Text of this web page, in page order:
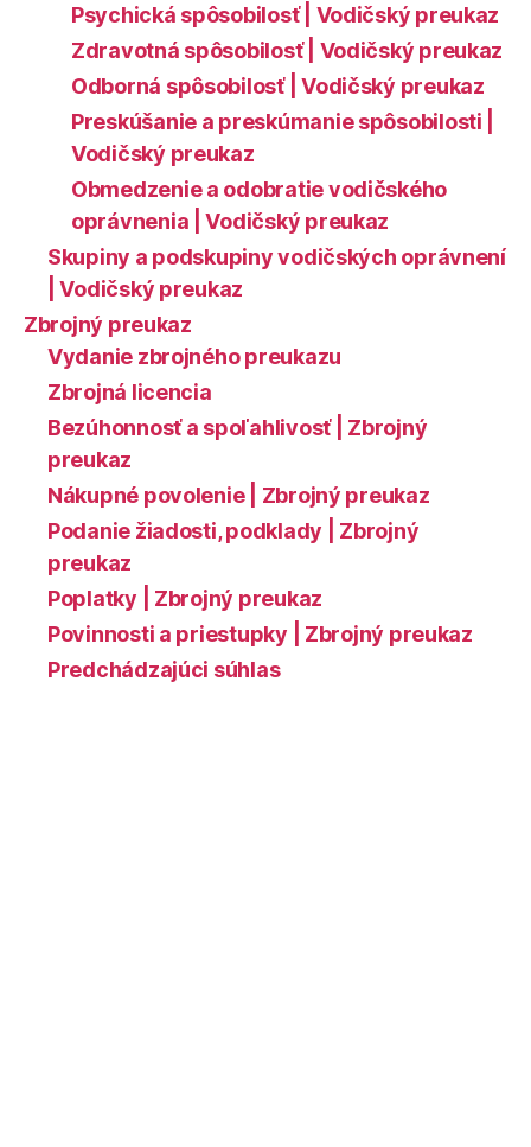
Psychická spôsobilosť | Vodičský preukaz
Zdravotná spôsobilosť | Vodičský preukaz
Odborná spôsobilosť | Vodičský preukaz
Preskúšanie a preskúmanie spôsobilosti |
Vodičský preukaz
Obmedzenie a odobratie vodičského
oprávnenia | Vodičský preukaz
Skupiny a podskupiny vodičských oprávnení
| Vodičský preukaz
Zbrojný preukaz
Vydanie zbrojného preukazu
Zbrojná licencia
Bezúhonnosť a spoľahlivosť | Zbrojný
preukaz
Nákupné povolenie | Zbrojný preukaz
Podanie žiadosti, podklady | Zbrojný
preukaz
Poplatky | Zbrojný preukaz
Povinnosti a priestupky | Zbrojný preukaz
Predchádzajúci súhlas